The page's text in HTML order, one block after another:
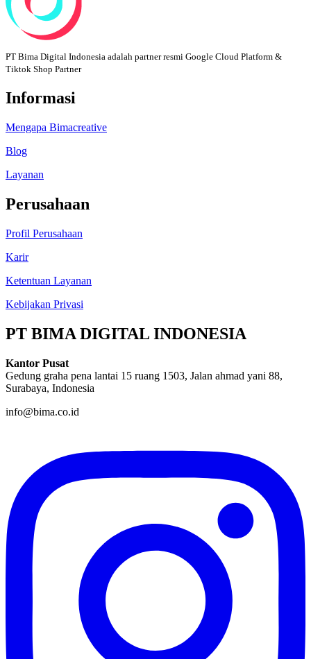
PT Bima Digital Indonesia adalah partner resmi Google Cloud Platform &
Tiktok Shop Partner
Informasi
Mengapa Bimacreative
Blog
Layanan
Perusahaan
Profil Perusahaan
Karir
Ketentuan Layanan
Kebijakan Privasi
PT BIMA DIGITAL INDONESIA
Kantor Pusat
Gedung graha pena lantai 15 ruang 1503, Jalan ahmad yani 88,
Surabaya, Indonesia
info@bima.co.id